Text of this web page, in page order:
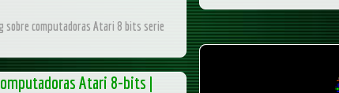
sobre computadoras Atari 8 bits serie
Atari 8-bits |